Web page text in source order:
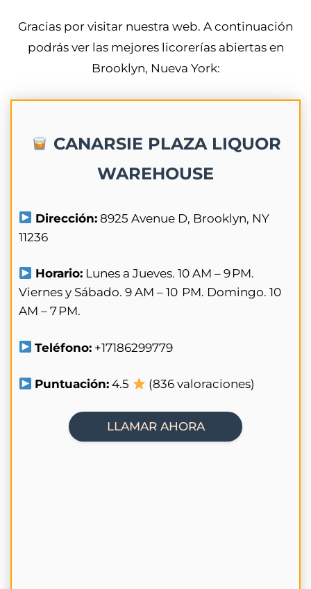
Gracias por visitar nuestra web. A continuación
podrás ver las mejores licorerías abiertas en
Brooklyn, Nueva York:
CANARSIE PLAZA LIQUOR
WAREHOUSE
Dirección: 8925 Avenue D, Brooklyn, NY
11236
Horario: Lunes a Jueves. 10 AM – 9 PM.
Viernes y Sábado. 9 AM – 10 PM. Domingo. 10
AM – 7 PM.
Teléfono: +17186299779
Puntuación: 4.5 (836 valoraciones)
LLAMAR AHORA